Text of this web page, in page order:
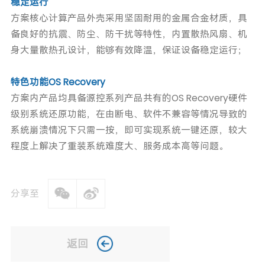
方案核心计算产品外壳采用坚固耐用的金属合金材质，具
备良好的抗震、防尘、防干扰等特性，内置散热风扇、机
身大量散热孔设计，能够有效降温，保证设备稳定运行；
特色功能OS Recovery
方案内产品均具备源控系列产品共有的OS Recovery硬件
级别系统还原功能，在由断电、软件不兼容等情况导致的
系统崩溃情况下只需一按，即可实现系统一键还原，较大
程度上解决了重装系统难度大、服务成本高等问题。
分享至
返回